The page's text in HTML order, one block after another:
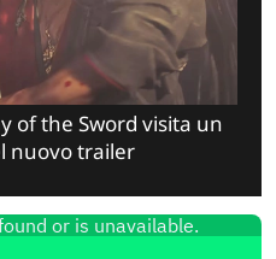
of the Sword visita un
nuovo trailer